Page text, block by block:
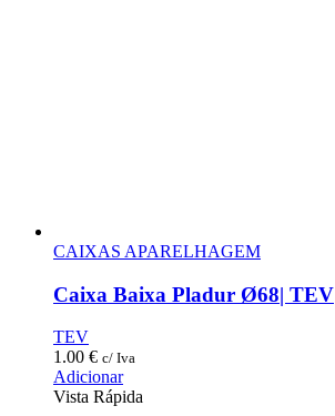
CAIXAS APARELHAGEM
Caixa Baixa Pladur Ø68| TEV
TEV
1.00 € c/ Iva
Adicionar
Vista Rápida